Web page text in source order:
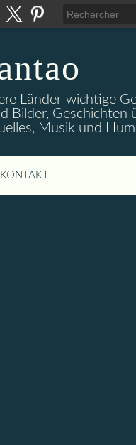
Länder-wichtige
Bilder, Geschichten
Musik und
KONTAKT